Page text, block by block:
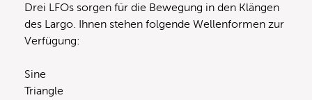
Drei LFOs sorgen für die Bewegung in den Klängen
des Largo. Ihnen stehen folgende Wellenformen zur
Verfügung:
Sine
Triangle